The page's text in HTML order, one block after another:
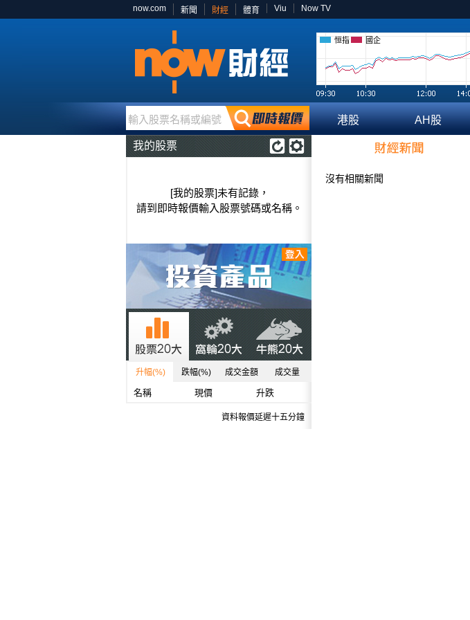
now.com 新聞 財經 體育 Viu Now TV
恒指 國企
輸入股票名稱或編號 港股 AH股
我的股票
[我的股票]未有記錄，
請到即時報價輸入股票號碼或名稱。
升幅(%) 跌幅(%) 成交金額 成交量
名稱 現價 升跌
資料報價延遲十五分鐘
沒有相關新聞